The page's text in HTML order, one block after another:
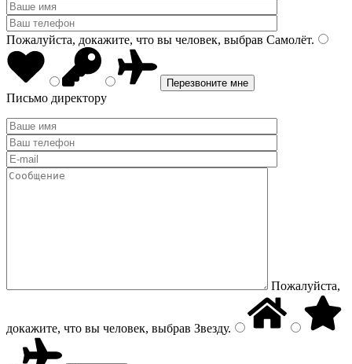
Пожалуйста, докажите, что вы человек, выбрав Самолёт.
Письмо директору
Пожалуйста,
докажите, что вы человек, выбрав Звезду.